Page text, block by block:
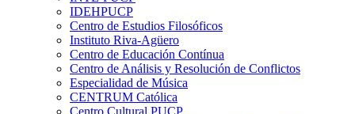
IDEHPUCP
Centro de Estudios Filosóficos
Instituto Riva-Agüero
Centro de Educación Contínua
Centro de Análisis y Resolución de Conflictos
Especialidad de Música
CENTRUM Católica
Centro Cultural PUCP